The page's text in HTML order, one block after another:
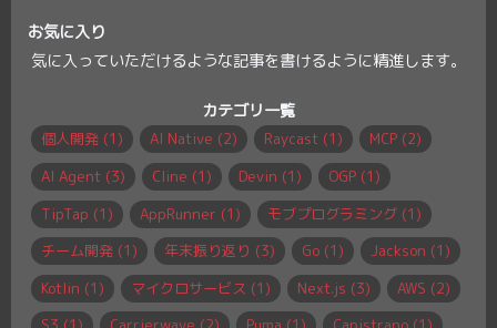
FlutterでGoogle Map検索をす
る方法（Google Maps
Places）
2020/02/09
カテゴリ一覧
個人開発 (1) AI Native (2) Raycast (1)
MCP (2)
AI Agent (3)
Cline (1) Devin (1)
OGP (1)
TipTap (1)
AppRunner (1)
モブプログラミング (1)
チーム開発 (1)
年末振り返り (3) Go (1)
Jackson (1)
Kotlin (1)
マイクロサービス (1) Next.js (3)
AWS (2)
お気に入り
気に入っていただけるような記事を書けるように精進します。